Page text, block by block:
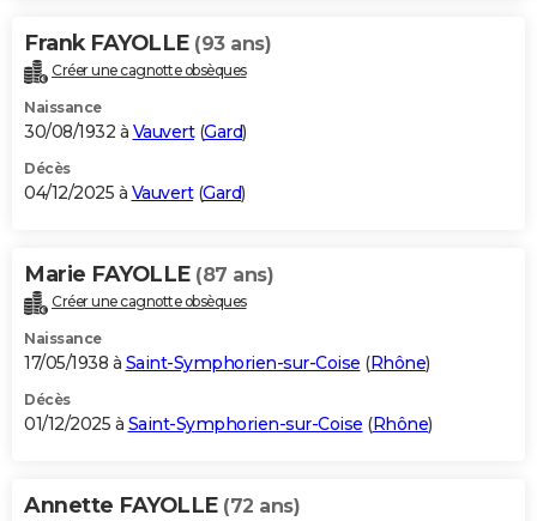
Frank FAYOLLE (93 ans)
Créer une cagnotte obsèques
Naissance
30/08/1932 à Vauvert(Gard)
Décès
04/12/2025 à Vauvert(Gard)
Marie FAYOLLE (87 ans)
Créer une cagnotte obsèques
Naissance
17/05/1938 à Saint-Symphorien-sur-Coise (Rhône)
Décès
01/12/2025 à Saint-Symphorien-sur-Coise (Rhône)
Annette FAYOLLE (72 ans)